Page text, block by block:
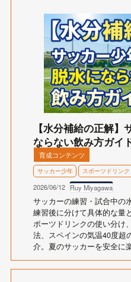
【水分補給の正解
ならない飲み方ガイ
育成コンテンツ
サッカー少年 スポーツドリンク
2026/06/12 Ruy Miyagawa
サッカーの練習・試合中の
練習後に分けて具体的な量
ポーツドリンクの使い分け
法、スペインの気温40度超
介。夏のサッカーを安全に